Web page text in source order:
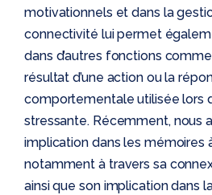
motivationnels et dans la
connectivité lui permet
dans d’autres fonctions
résultat d’une action ou la
comportementale utilisée lors
stressante. Récemment, nous
implication dans les mémoires
notamment à travers sa
ainsi que son implication dans